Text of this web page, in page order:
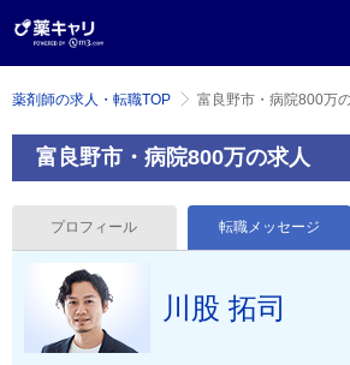
薬剤師の求人・転職TOP 富良野市・病院800万の求人 - 薬剤師
富良野市・病院800万の求人
プロフィール 転職メッセージ
川股 拓司